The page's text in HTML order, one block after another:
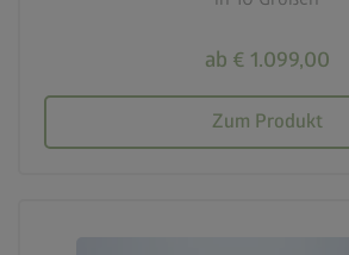
ab € 1.099,00
Zum Produkt